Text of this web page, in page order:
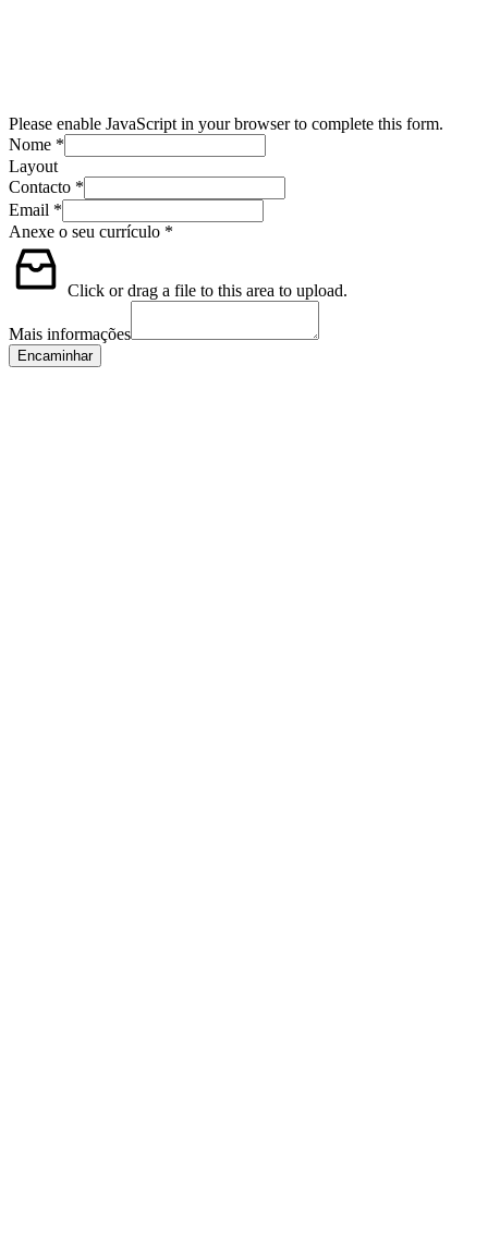
Please enable JavaScript in your browser to complete this form.
Nome *
Layout
Contacto *
Email *
Anexe o seu currículo *
Click or drag a file to this area to upload.
Mais informações
Encaminhar